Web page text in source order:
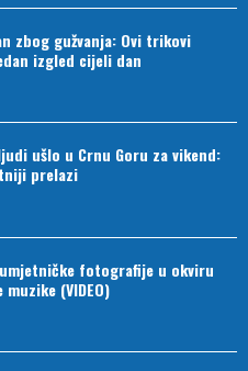
zbog gužvanja: Ovi trikovi
izgled cijeli dan
ušlo u Crnu Goru za vikend:
prelazi
fotografije u okviru
(VIDEO)